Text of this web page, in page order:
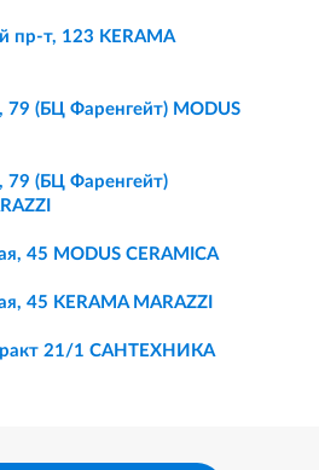
пр-т, 123 KERAMA
79 (БЦ Фаренгейт) MODUS
79 (БЦ Фаренгейт)
45 MODUS CERAMICA
45 KERAMA MARAZZI
21/1 САНТЕХНИКА